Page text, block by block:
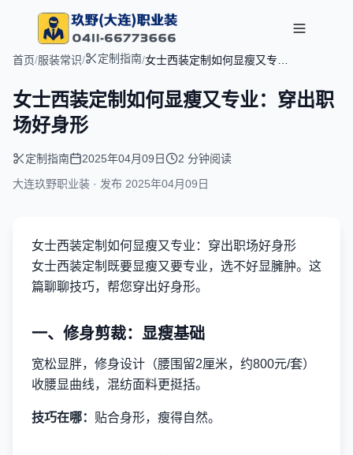
首页/服装常识/ 定制指南/女士西装定制如何显瘦又专
女士西装定制如何显瘦又专业：穿出职
场好身形
定制指南 2025年04月09日
2 分钟阅读
大连玖野职业装 · 发布 2025年04月09日
女士西装定制如何显瘦又专业：穿出职场好身形
女士西装定制既要显瘦又要专业，选不好显臃肿。这
篇聊聊技巧，帮您穿出好身形。
一、修身剪裁：显瘦基础
宽松显胖，修身设计（腰围留2厘米，约800元/套）
收腰显曲线，混纺面料更挺括。
技巧在哪： 贴合身形，瘦得自然。